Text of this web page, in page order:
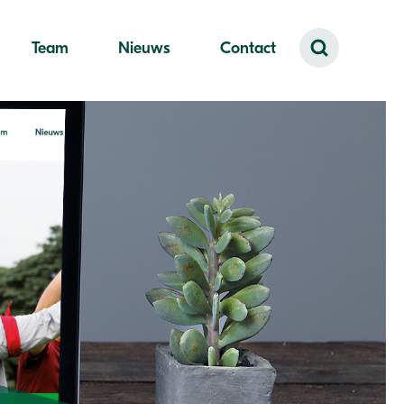
Team Nieuws Contact